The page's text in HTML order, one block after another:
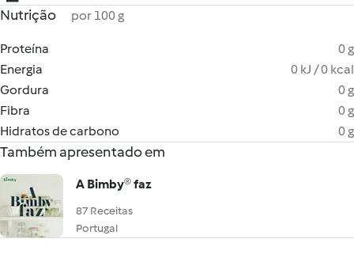
Nutrição por 100 g
Proteína
0 g
Energia
0 kJ / 0 kcal
Gordura
0 g
Fibra
0 g
Hidratos de carbono
0 g
Também apresentado em
A Bimby® faz
87 Receitas
Portugal